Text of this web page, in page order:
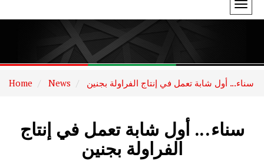
Home News سناء... أول شابة تعمل في إنتاج الفراولة بجنين
سناء... أول شابة تعمل في إنتاج
الفراولة بجنين